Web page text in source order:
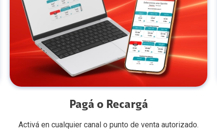
Pagá o Recargá
Activá en cualquier canal o punto de venta autorizado.